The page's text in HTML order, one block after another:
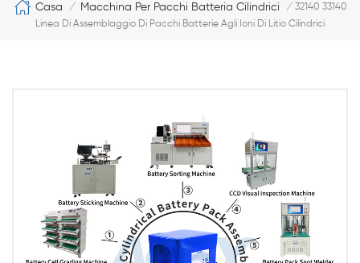
Casa / Macchina Per Pacchi Batteria Cilindrici / 32140 33140
Linea Di Assemblaggio Di Pacchi Batterie Agli Ioni Di Litio Cilindrici